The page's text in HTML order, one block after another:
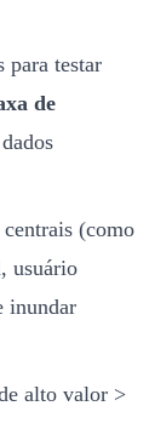
para testar
de
(como
usuário
inundar
alto valor >